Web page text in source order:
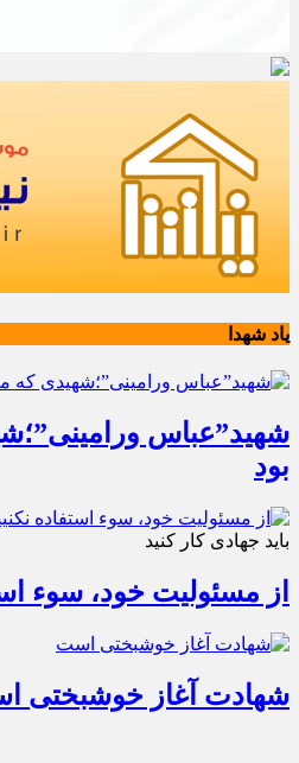
یاد شهدا
شهید”عباس
بود
باید جهادی کار کنید
از مسئولیت خود، سوء
شهادت آغاز خوشبختی